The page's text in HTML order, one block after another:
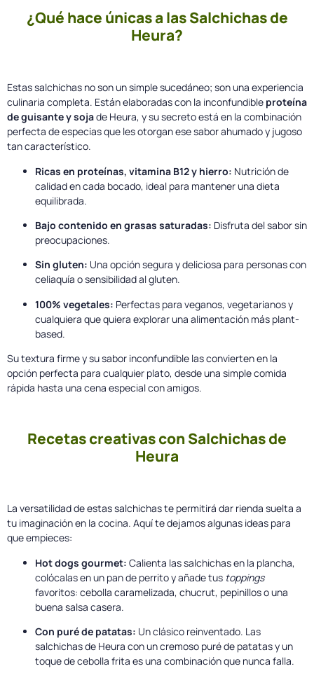
¿Qué hace únicas a las Salchichas de
Heura?
Estas salchichas no son un simple sucedáneo; son una experiencia
culinaria completa. Están elaboradas con la inconfundible proteína
de guisante y sojade Heura, y su secreto está en la combinación
perfecta de especias que les otorgan ese sabor ahumado y jugoso
tan característico.
Ricas en proteínas, vitamina B12 y hierro: Nutrición de
calidad en cada bocado, ideal para mantener una dieta
equilibrada.
Bajo contenido en grasas saturadas: Disfruta del sabor sin
preocupaciones.
Sin gluten: Una opción segura y deliciosa para personas con
celiaquía o sensibilidad al gluten.
100% vegetales: Perfectas para veganos, vegetarianos y
cualquiera que quiera explorar una alimentación más plant-
based.
Su textura firme y su sabor inconfundible las convierten en la
opción perfecta para cualquier plato, desde una simple comida
rápida hasta una cena especial con amigos.
Recetas creativas con Salchichas de
Heura
La versatilidad de estas salchichas te permitirá dar rienda suelta a
tu imaginación en la cocina. Aquí te dejamos algunas ideas para
que empieces:
Hot dogs gourmet: Calienta las salchichas en la plancha,
colócalas en un pan de perrito y añade tus toppings
favoritos: cebolla caramelizada, chucrut, pepinillos o una
buena salsa casera.
Con puré de patatas: Un clásico reinventado. Las
salchichas de Heura con un cremoso puré de patatas y un
toque de cebolla frita es una combinación que nunca falla.